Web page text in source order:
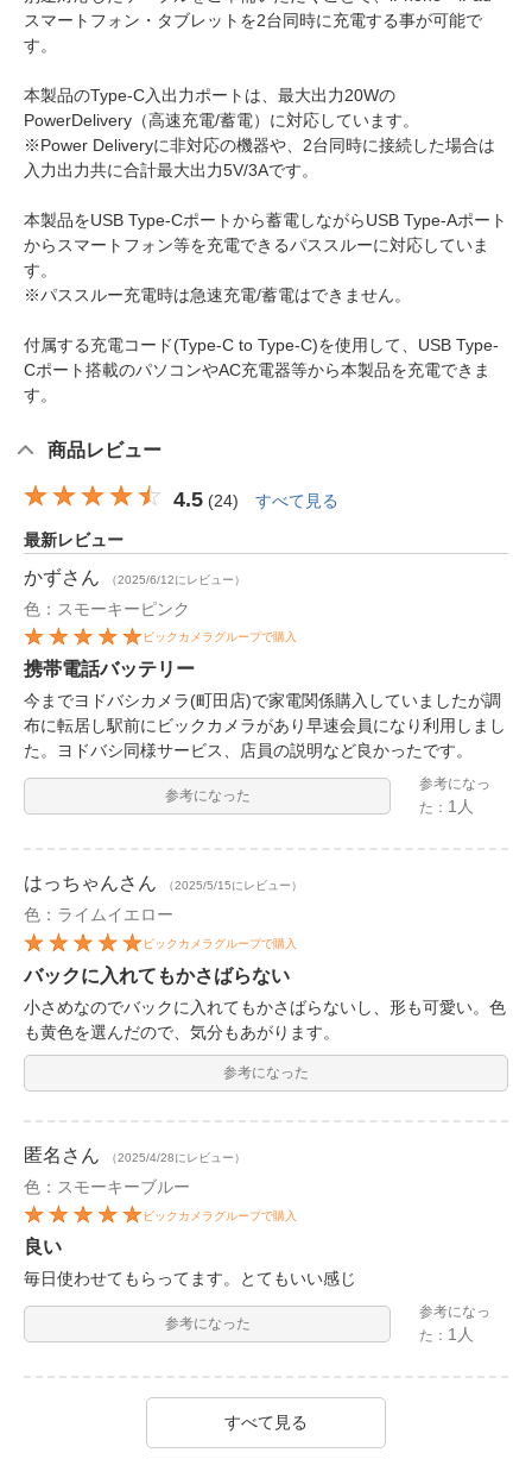
スマートフォン・タブレットを2台同時に充電する事が可能で
す。
本製品のType-C入出力ポートは、最大出力20Wの
PowerDelivery（高速充電/蓄電）に対応しています。
※Power Deliveryに非対応の機器や、2台同時に接続した場合は
入力出力共に合計最大出力5V/3Aです。
本製品をUSB Type-Cポートから蓄電しながらUSB Type-Aポート
からスマートフォン等を充電できるパススルーに対応していま
す。
※パススルー充電時は急速充電/蓄電はできません。
付属する充電コード(Type-C to Type-C)を使用して、USB Type-
Cポート搭載のパソコンやAC充電器等から本製品を充電できま
す。
商品レビュー
4.5 (24) すべて見る
最新レビュー
かずさん （2025/6/12にレビュー）
色：スモーキーピンク
ビックカメラグループで購入
携帯電話バッテリー
今までヨドバシカメラ(町田店)で家電関係購入していましたが調
布に転居し駅前にビックカメラがあり早速会員になり利用しまし
た。ヨドバシ同様サービス、店員の説明など良かったです。
参考になった
参考になっ
た： 1人
はっちゃんさん （2025/5/15にレビュー）
色：ライムイエロー
ビックカメラグループで購入
バックに入れてもかさばらない
小さめなのでバックに入れてもかさばらないし、形も可愛い。色
も黄色を選んだので、気分もあがります。
参考になった
匿名 さん （2025/4/28にレビュー）
色：スモーキーブルー
ビックカメラグループで購入
良い
毎日使わせてもらってます。とてもいい感じ
参考になった
参考になっ
た： 1人
すべて見る